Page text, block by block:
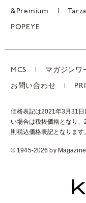
&Premium
POPEYE
MCS マガジンワ
お問い合わせ
価格表記は2021年3月31
い場合は税抜価格となり
則税込価格表記となります。
© 1945-2026 by